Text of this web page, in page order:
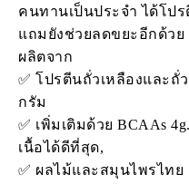
คนทานเป็นประจำ ได้โป
แถมยังช่วยลดขยะอีกด้วย
ผลิตจาก
✅ โปรตีนถั่วเหลืองและถั่
กรัม
✅ เพิ่มเติมด้วย BCAAs
เนื้อได้ดีที่สุด,
✅ ผลไม้และสมุนไพรไทย